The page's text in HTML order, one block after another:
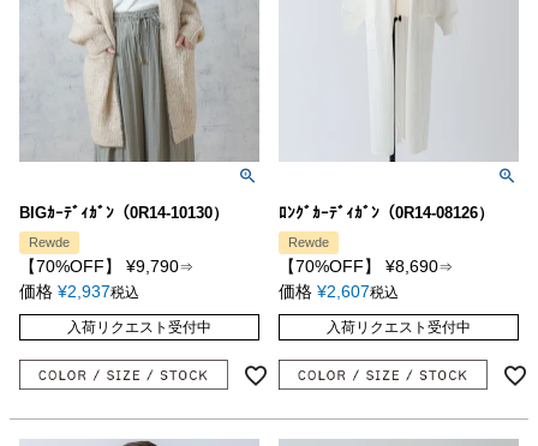
BIGｶｰﾃﾞｨｶﾞﾝ（0R14-10130）
Rewde
【70%OFF】 ¥9,790⇒
価格 ¥2,937税込
入荷リクエスト受付中
ﾛﾝｸﾞｶｰﾃﾞｨｶﾞﾝ（0R14-08126）
Rewde
【70%OFF】 ¥8,690⇒
価格 ¥2,607税込
入荷リクエスト受付中